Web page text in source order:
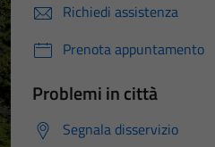
Richiedi assistenza
Prenota appuntamento
Problemi in città
Segnala disservizio